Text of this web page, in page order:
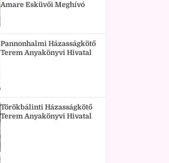
Amare Esküvői Meghívó
Pannonhalmi Házasságkötő
Terem Anyakönyvi Hivatal
Törökbálinti Házasságkötő
Terem Anyakönyvi Hivatal